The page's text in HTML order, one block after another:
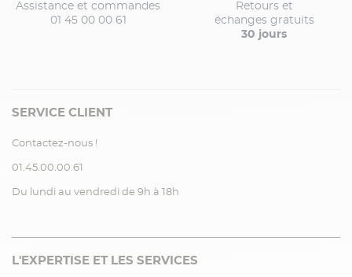
Assistance et commandes
01 45 00 00 61
Retours et
échanges gratuits
30 jours
SERVICE CLIENT
Contactez-nous !
01.45.00.00.61
Du lundi au vendredi de 9h à 18h
L'EXPERTISE ET LES SERVICES